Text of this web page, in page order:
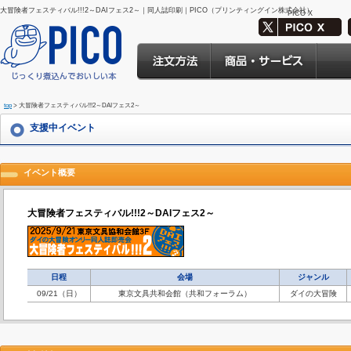
大冒険者フェスティバル!!!2～DAIフェス2～｜同人誌印刷｜PICO（プリンティングイン株式会社）
PICO X
top > 大冒険者フェスティバル!!!2～DAIフェス2～
支援中イベント
イベント概要
大冒険者フェスティバル!!!2～DAIフェス2～
日程 会場
ジャンル
09/21（日）
東京文具共和会館（共和フォーラム） ダイの大冒険